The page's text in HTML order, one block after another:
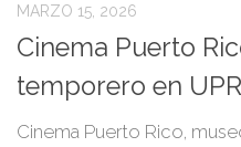
MARZO 15, 2026
Cinema Puerto
temporero en
Cinema Puerto Rico,